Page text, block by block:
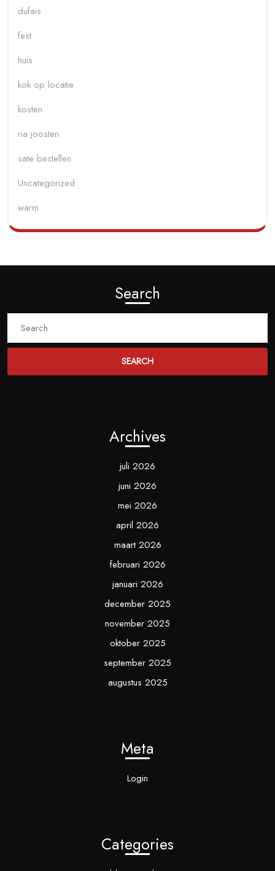
dufais
fest
huis
kok op locatie
kosten
ria joosten
sate bestellen
Uncategorized
warm
Search
Archives
juli 2026
juni 2026
mei 2026
april 2026
maart 2026
februari 2026
januari 2026
december 2025
november 2025
oktober 2025
september 2025
augustus 2025
Meta
Login
Categories